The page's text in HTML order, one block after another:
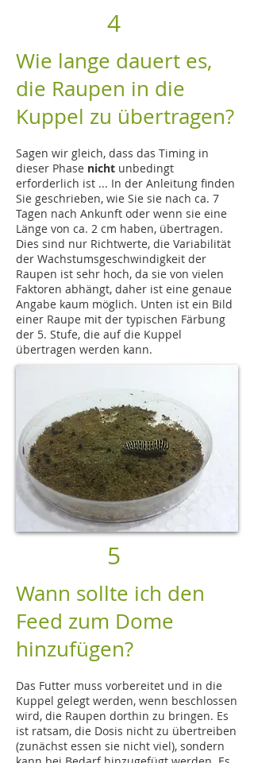
4
Wie lange dauert es,
die Raupen in die
Kuppel zu übertragen?
Sagen wir gleich, dass das Timing in
dieser Phase nicht unbedingt
erforderlich ist ... In der Anleitung finden
Sie geschrieben, wie Sie sie nach ca. 7
Tagen nach Ankunft oder wenn sie eine
Länge von ca. 2 cm haben, übertragen.
Dies sind nur Richtwerte, die Variabilität
der Wachstumsgeschwindigkeit der
Raupen ist sehr hoch, da sie von vielen
Faktoren abhängt, daher ist eine genaue
Angabe kaum möglich. Unten ist ein Bild
einer Raupe mit der typischen Färbung
der 5. Stufe, die auf die Kuppel
übertragen werden kann.
5
Wann sollte ich den
Feed zum Dome
hinzufügen?
Das Futter muss vorbereitet und in die
Kuppel gelegt werden, wenn beschlossen
wird, die Raupen dorthin zu bringen. Es
ist ratsam, die Dosis nicht zu übertreiben
(zunächst essen sie nicht viel), sondern